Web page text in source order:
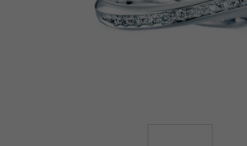
門市一覽